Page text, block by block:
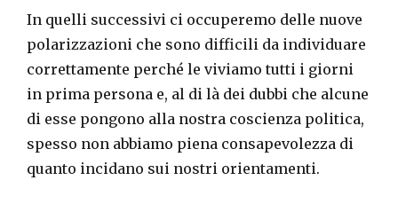
In quelli successivi ci occuperemo delle nuove
polarizzazioni che sono difficili da individuare
correttamente perché le viviamo tutti i giorni
in prima persona e, al di là dei dubbi che alcune
di esse pongono alla nostra coscienza politica,
spesso non abbiamo piena consapevolezza di
quanto incidano sui nostri orientamenti.